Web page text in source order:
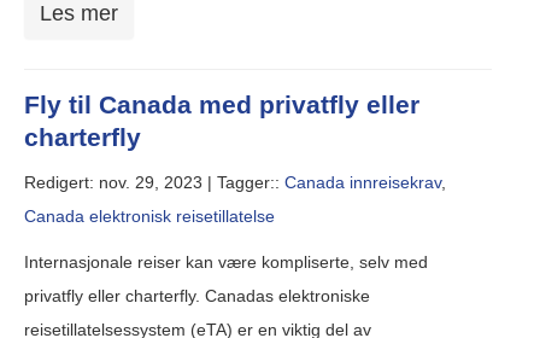
Les mer
Fly til Canada med privatfly eller
charterfly
Redigert: nov. 29, 2023 | Tagger:: Canada innreisekrav,
Canada elektronisk reisetillatelse
Internasjonale reiser kan være kompliserte, selv med
privatfly eller charterfly. Canadas elektroniske
reisetillatelsessystem (eTA) er en viktig del av